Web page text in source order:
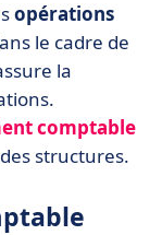
opérations
le cadre de
la
comptable
structures.